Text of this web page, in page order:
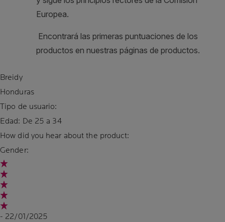
Breidy
Honduras
Tipo de usuario:
Edad: De 25 a 34
How did you hear about the product:
Gender:
- 22/01/2025